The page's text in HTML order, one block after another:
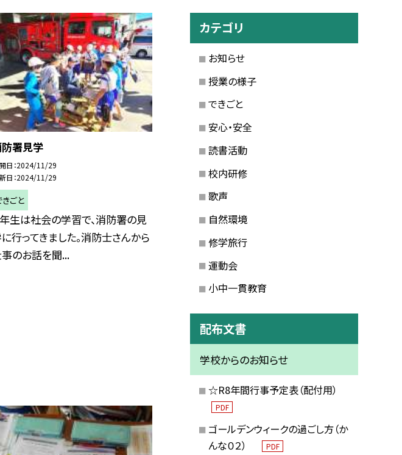
署見学
日 2024/11/29
日 2024/11/29
きごと
生は社会の学習で、消防署の見
行ってきました。消防士さんから
のお話を聞...
カテゴリ
お知らせ
授業の様子
できごと
安心・安全
読書活動
校内研修
歌声
自然環境
修学旅行
運動会
小中一貫教育
配布文書
学校からのお知らせ
☆R8年間行事予定表（配付用）
PDF
ゴールデンウィークの過ごし方（か
んな０２）
PDF